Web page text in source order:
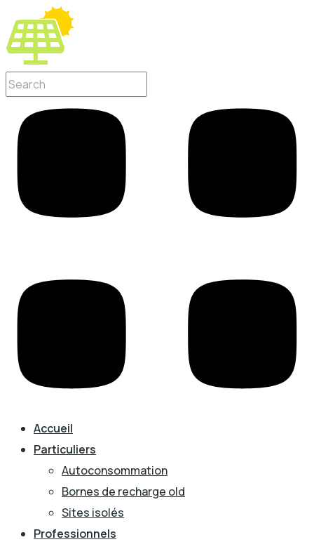
Accueil
Particuliers
Autoconsommation
Bornes de recharge old
Sites isolés
Professionnels